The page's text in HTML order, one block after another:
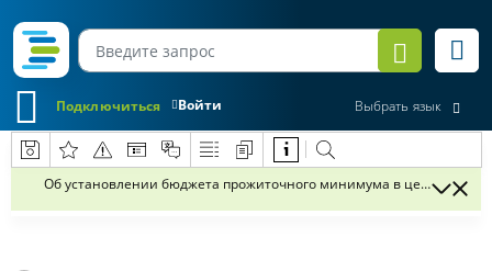
Войти
Подключиться Выбрать язык
Об установлении бюджета прожиточного минимума в ценах